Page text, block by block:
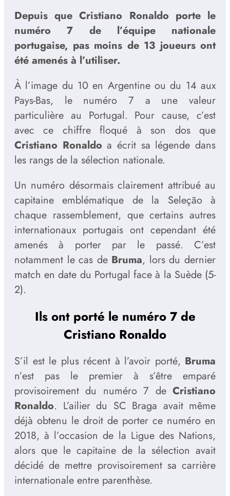
Depuis que Cristiano Ronaldo porte le
numéro 7 de l’équipe nationale
portugaise, pas moins de 13 joueurs ont
été amenés à l’utiliser.
À l’image du 10 en Argentine ou du 14 aux
Pays-Bas, le numéro 7 a une valeur
particulière au Portugal. Pour cause, c’est
avec ce chiffre floqué à son dos que
Cristiano Ronaldo a écrit sa légende dans
les rangs de la sélection nationale.
Un numéro désormais clairement attribué au
capitaine emblématique de la Seleção à
chaque rassemblement, que certains autres
internationaux portugais ont cependant été
amenés à porter par le passé. C’est
notamment le cas de Bruma, lors du dernier
match en date du Portugal face à la Suède (5-
2).
Ils ont porté le numéro 7 de
Cristiano Ronaldo
S’il est le plus récent à l’avoir porté, Bruma
n’est pas le premier à s’être emparé
provisoirement du numéro 7 de Cristiano
Ronaldo. L’ailier du SC Braga avait même
déjà obtenu le droit de porter ce numéro en
2018, à l’occasion de la Ligue des Nations,
alors que le capitaine de la sélection avait
décidé de mettre provisoirement sa carrière
internationale entre parenthèse.